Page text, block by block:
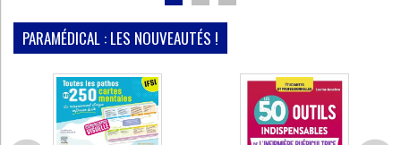
PARAMÉDICAL : LES NOUVEAUTÉS !
En stock